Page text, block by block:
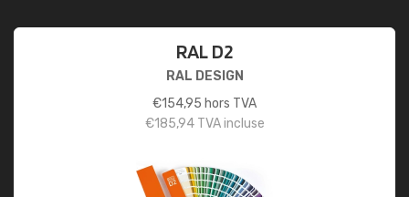
RAL D2
RAL DESIGN
€154,95 hors TVA
€185,94TVA incluse